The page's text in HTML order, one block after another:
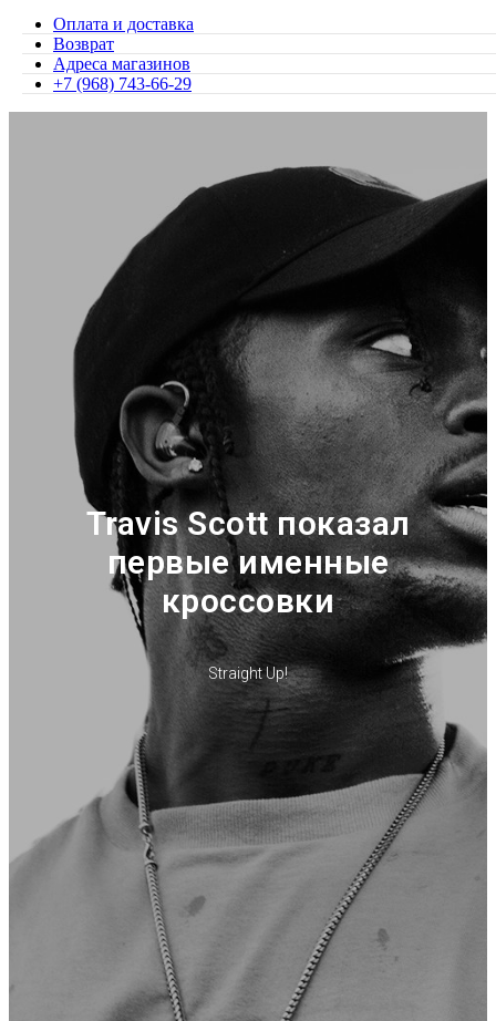
Оплата и доставка
Возврат
Адреса магазинов
+7 (968) 743-66-29
Travis Scott показал
первые именные
кроссовки
Straight Up!